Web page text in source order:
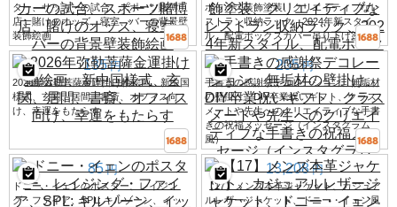
ター、サッカーの試合、スポーツ賭博
店、賭けのオッズ、寝室、バーの背景壁
装飾絵画
ボックス装飾塗装、クリエイティブなレ
ストラン収納ラック、2024年新スタイ
ル、配電ボックスカバー吊り下げ塗装
135 円
2026年弥勒菩薩金運掛け軸絵画、新中国
様式、玄関、居間、書斎、オフィス向
け、幸運をもたらす
205 円
手書きの感謝祭デコレーション、無垢材
の壁掛け、DIY卒業祝いギフト、クラス
メートや先生へのクリエイティブな手書
きの祝福メッセージ（インスタグラム
風）
85 円
ドニー・イェンのポスター、レイジン
グ・ファイア、SPL: キルゾーン、イッ
13,208 円
【17】メンズ本革ジャケット、カジュア
ルレザージャケット、ドニー・イェン風